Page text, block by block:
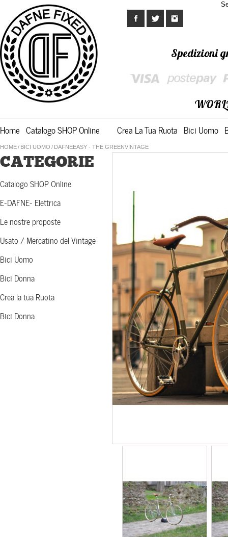
Home Catalogo SHOP Online Crea La Tua Ruota Bici Uomo
Spedizioni
HOME/ BICI UOMO / DAFNEEASY - THE GREENVINTAGE
CATEGORIE
Catalogo SHOP Online
E-DAFNE- Elettrica
Le nostre proposte
Usato / Mercatino del Vintage
Bici Uomo
Bici Donna
Crea la tua Ruota
Bici Donna